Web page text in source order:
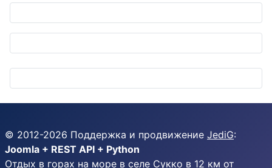
© 2012-2026 Поддержка и продвижение JediG:
Joomla + REST API + Python
Отдых в горах на море в селе Сукко в 12 км от